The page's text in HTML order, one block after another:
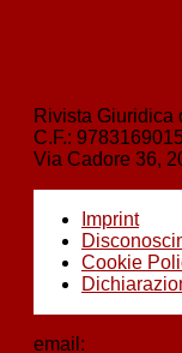
Rivista Giuridica
C.F.:
Via Cadore 36,
Imprint
Cookie
email: